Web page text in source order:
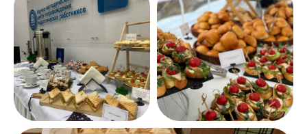
Записаться на бесплатную
консультацию
Или напишите:
Запросить меню